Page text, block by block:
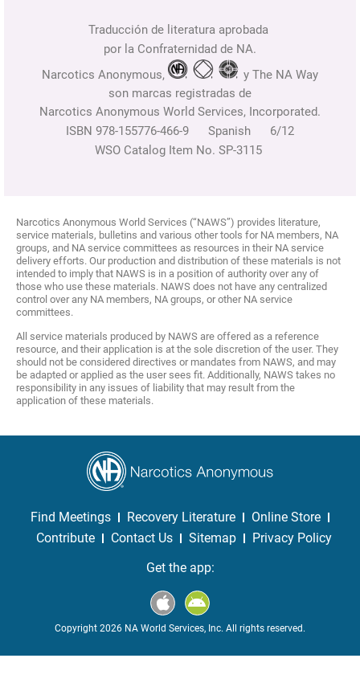
Traducción de literatura aprobada
por la Confraternidad de NA.
Narcotics Anonymous,
y The NA Way
son marcas registradas de
Narcotics Anonymous World Services, Incorporated.
ISBN 978-155776-466-9 Spanish 6/12
WSO Catalog Item No. SP-3115
Narcotics Anonymous World Services (“NAWS”) provides literature,
service materials, bulletins and various other tools for NA members, NA
groups, and NA service committees as resources in their NA service
delivery efforts. Our production and distribution of these materials is not
intended to imply that NAWS is in a position of authority over any of
those who use these materials. NAWS does not have any centralized
control over any NA members, NA groups, or other NA service
committees.
All service materials produced by NAWS are offered as a reference
resource, and their application is at the sole discretion of the user. They
should not be considered directives or mandates from NAWS, and may
be adapted or applied as the user sees fit. Additionally, NAWS takes no
responsibility in any issues of liability that may result from the
application of these materials.
Find Meetings Recovery Literature
Online Store
Contribute
Contact Us Sitemap
Privacy Policy
Get the app:
Copyright 2026 NA World Services, Inc. All rights reserved.